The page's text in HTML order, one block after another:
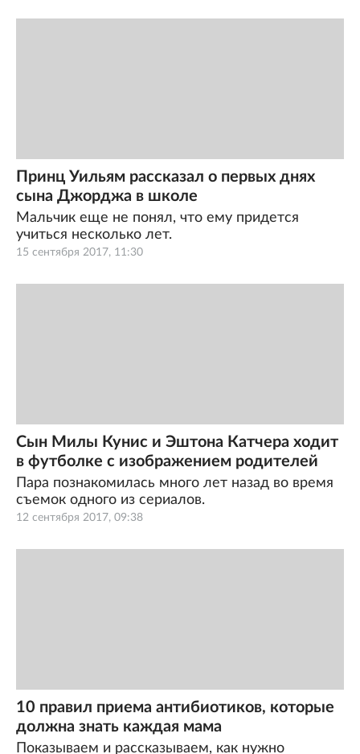
15 сентября 2017, 11:30
Принц Уильям рассказал о первых днях
сына Джорджа в школе
Мальчик еще не понял, что ему придется
учиться несколько лет.
12 сентября 2017, 09:38
Сын Милы Кунис и Эштона Катчера ходит
в футболке с изображением родителей
Пара познакомилась много лет назад во время
съемок одного из сериалов.
10 правил приема антибиотиков, которые
должна знать каждая мама
Показываем и рассказываем, как нужно